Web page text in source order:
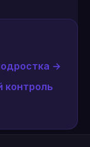
→
контроль